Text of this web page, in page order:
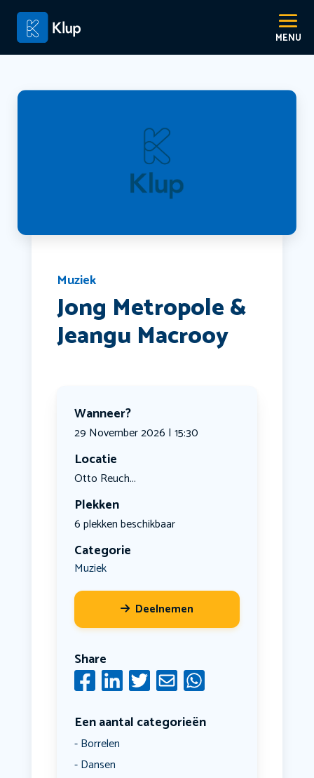
Muziek
Jong Metropole &
Jeangu Macrooy
Wanneer?
29 November 2026 | 15:30
Locatie
Otto Reuch...
Plekken
6 plekken beschikbaar
Categorie
Muziek
Deelnemen
Share
Een aantal categorieën
Borrelen
Dansen